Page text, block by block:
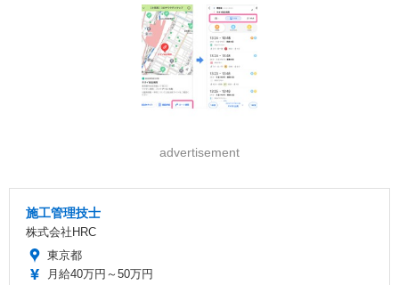
advertisement
施工管理技士
株式会社HRC
東京都
月給40万円～50万円